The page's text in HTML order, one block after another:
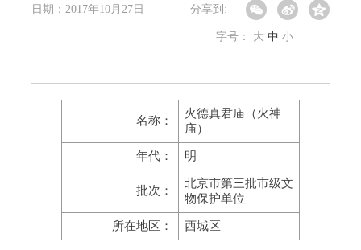
日期：2017年10月27日 分享到:
字号： 大 中 小
名称：
火德真君庙（火神
庙）
年代： 明
批次：
北京市第三批市级文
物保护单位
所在地区： 西城区